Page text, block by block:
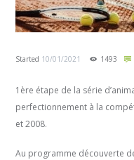
Started 10/01/2021 1493
1ère étape de la série
perfectionnement à la
et 2008.
Au programme découverte